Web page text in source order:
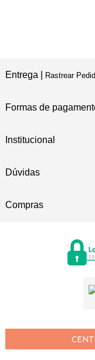
Entrega | Rastrear
Formas de
Institucional
Dúvidas
Compras